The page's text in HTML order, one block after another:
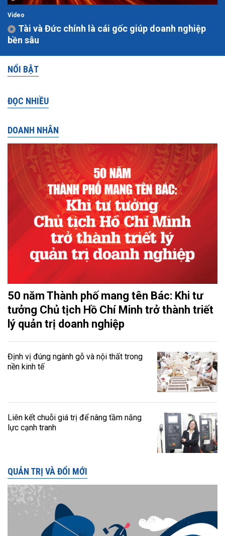
Video
Tài và Đức chính là cái gốc giúp doanh nghiệp
bền sâu
NỔI BẬT
ĐỌC NHIỀU
DOANH NHÂN
50 năm Thành phố mang tên Bác: Khi tư
tưởng Chủ tịch Hồ Chí Minh trở thành triết
lý quản trị doanh nghiệp
Định vị đúng ngành gỗ và nội thất trong
nền kinh tế
Liên kết chuỗi giá trị để nâng tầm năng
lực cạnh tranh
QUẢN TRỊ VÀ ĐỔI MỚI